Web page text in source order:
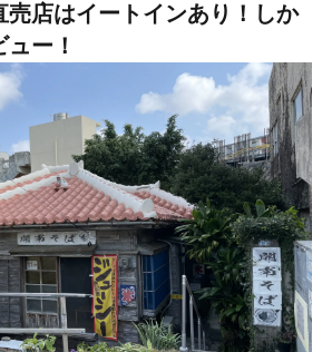
売店はイートインあり！しか
ー！